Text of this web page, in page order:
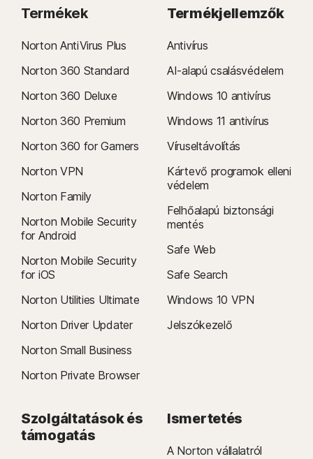
Termékek
Norton AntiVirus Plus
Norton 360 Standard
Norton 360 Deluxe
Norton 360 Premium
Norton 360 for Gamers
Norton VPN
Norton Family
Norton Mobile Security
for Android
Norton Mobile Security
for iOS
Norton Utilities Ultimate
Norton Driver Updater
Norton Small Business
Norton Private Browser
Termékjellemzők
Antivírus
AI-alapú csalásvédelem
Windows 10 antivírus
Windows 11 antivírus
Víruseltávolítás
Kártevő programok elleni
védelem
Felhőalapú biztonsági
mentés
Safe Web
Safe Search
Windows 10 VPN
Jelszókezelő
Szolgáltatások és
támogatás
Ismertetés
A Norton vállalatról